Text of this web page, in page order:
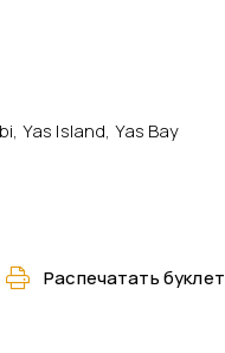
Yas Island, Yas Bay
Pаспечатать буклет